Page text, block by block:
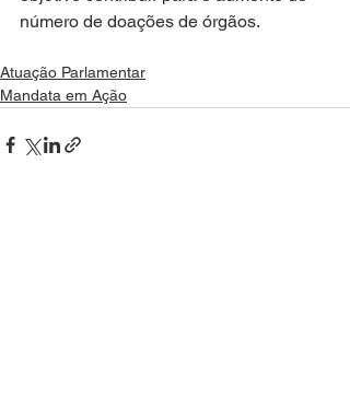
número de doações de órgãos.
Atuação Parlamentar
Mandata em Ação